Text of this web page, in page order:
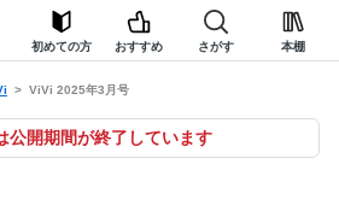
初めての方 おすすめ さがす 本棚
ViVi 2025年3月号
公開期間が終了しています